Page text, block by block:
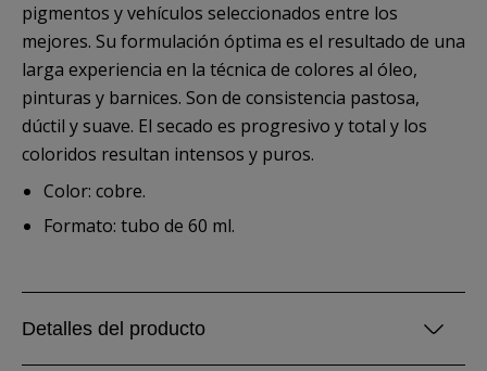
pigmentos y vehículos seleccionados entre los
mejores. Su formulación óptima es el resultado de una
larga experiencia en la técnica de colores al óleo,
pinturas y barnices. Son de consistencia pastosa,
dúctil y suave. El secado es progresivo y total y los
coloridos resultan intensos y puros.
Color: cobre.
Formato: tubo de 60 ml.
Detalles del producto